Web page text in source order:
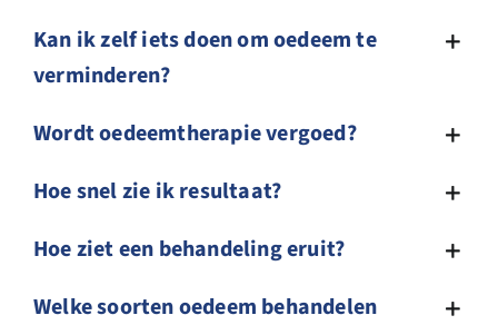
Kan ik zelf iets doen om oedeem te
verminderen?
Wordt oedeemtherapie vergoed?
Hoe snel zie ik resultaat?
Hoe ziet een behandeling eruit?
Welke soorten oedeem behandelen